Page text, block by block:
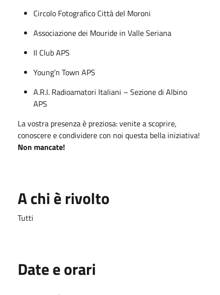
Circolo Fotografico Città del Moroni
Associazione dei Mouride in Valle Seriana
Il Club APS
Young’n Town APS
A.R.I. Radioamatori Italiani – Sezione di Albino
APS
La vostra presenza è preziosa: venite a scoprire,
conoscere e condividere con noi questa bella iniziativa!
Non mancate!
A chi è rivolto
Tutti
Date e orari